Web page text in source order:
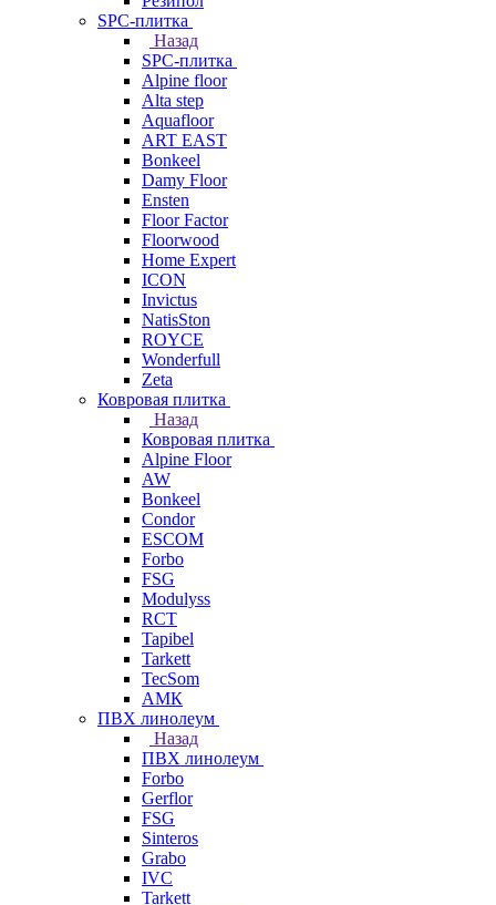
SPC-плитка
Назад
SPC-плитка
Alpine floor
Alta step
Aquafloor
ART EAST
Bonkeel
Damy Floor
Ensten
Floor Factor
Floorwood
Home Expert
ICON
Invictus
NatisSton
ROYCE
Wonderfull
Zeta
Ковровая плитка
Назад
Ковровая плитка
Alpine Floor
AW
Bonkeel
Condor
ESCOM
Forbo
FSG
Modulyss
RCT
Tapibel
Tarkett
TecSom
АМК
ПВХ линолеум
Назад
ПВХ линолеум
Forbo
Gerflor
FSG
Sinteros
Grabo
IVC
Tarkett